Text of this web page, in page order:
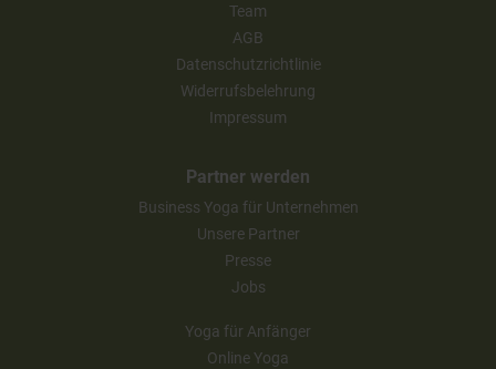
Team
AGB
Datenschutzrichtlinie
Widerrufsbelehrung
Impressum
Partner werden
Business Yoga für Unternehmen
Unsere Partner
Presse
Jobs
Yoga für Anfänger
Online Yoga